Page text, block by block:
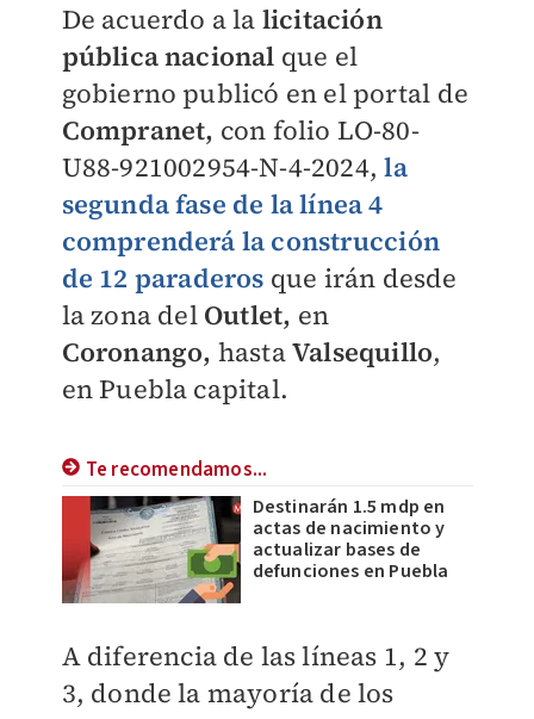
De acuerdo a la licitación
pública nacional que el
gobierno publicó en el portal de
Compranet, con folio LO-80-
U88-921002954-N-4-2024,la
segunda fase de la línea 4
comprenderá la construcción
de 12 paraderos que irán desde
la zona del Outlet, en
Coronango, hastaValsequillo,
en Puebla capital.
Te recomendamos...
Destinarán 1.5 mdp en
actas de nacimiento y
actualizar bases de
defunciones en Puebla
A diferencia de las líneas 1, 2 y
3, donde la mayoría de los